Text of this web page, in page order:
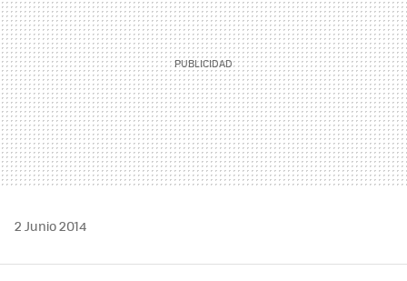
2 Junio 2014